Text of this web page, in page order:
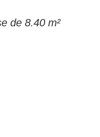
de 8.40 m²